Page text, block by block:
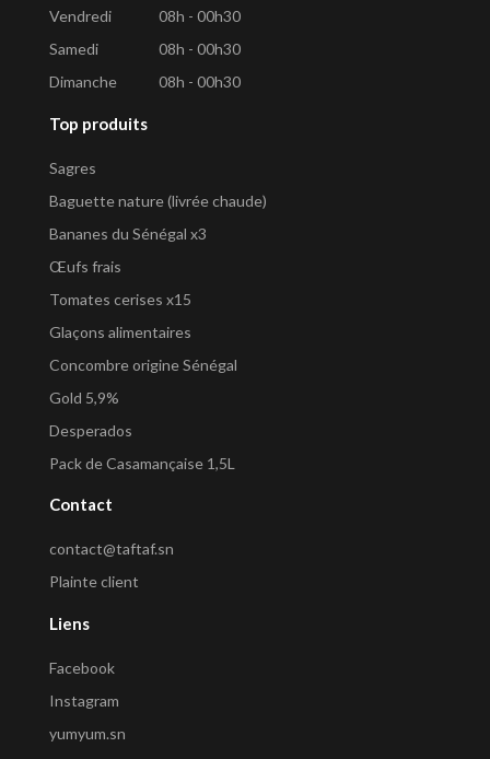
Vendredi
08h - 00h30
Samedi
08h - 00h30
Dimanche
08h - 00h30
Top produits
Sagres
Baguette nature (livrée chaude)
Bananes du Sénégal x3
Œufs frais
Tomates cerises x15
Glaçons alimentaires
Concombre origine Sénégal
Gold 5,9%
Desperados
Pack de Casamançaise 1,5L
Contact
contact@taftaf.sn
Plainte client
Liens
Facebook
Instagram
yumyum.sn